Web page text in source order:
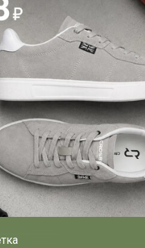
Жалюзи,
840р
-50%
1 678р
TAGGHAJ
антипригарное
черного цвета
(индукция)
к чату-
в VIBER
по ссылке